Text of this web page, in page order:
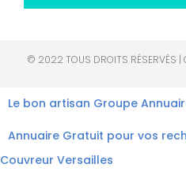
© 2022 TOUS DROITS RÉSERVÉS |
Le bon artisan Groupe
Annuaire Gratuit pour vos
Couvreur Versailles